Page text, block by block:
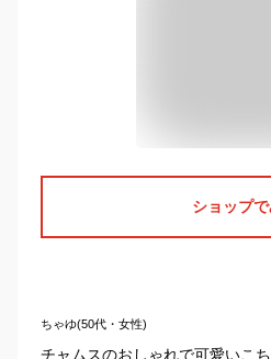
ショップ
ちゃゆ(50代・女性)
チャムスのおしゃれで可愛いこ